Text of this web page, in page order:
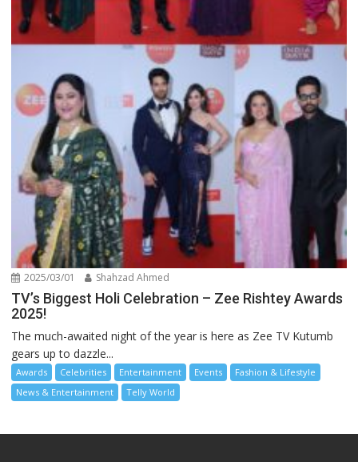
2025/03/01 Shahzad Ahmed
TV’s Biggest Holi Celebration – Zee Rishtey Awards
2025!
The much-awaited night of the year is here as Zee TV Kutumb
gears up to dazzle...
Awards Celebrities Entertainment Events
Fashion & Lifestyle
News & Entertainment
Telly World